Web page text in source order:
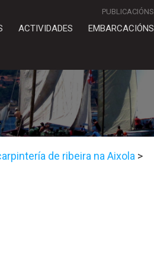
PUBLICACIÓNS
ACTIVIDADES EMBARCACIÓNS
de ribeira na Aixola >